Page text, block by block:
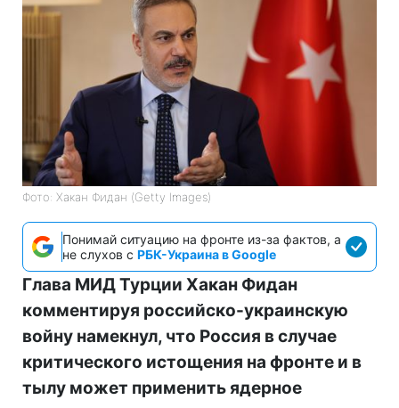
Фото: Хакан Фидан (Getty Images)
Понимай ситуацию на фронте из-за фактов, а
не слухов с РБК-Украина в Google
Глава МИД Турции Хакан Фидан
комментируя российско-украинскую
войну намекнул, что Россия в случае
критического истощения на фронте и в
тылу может применить ядерное